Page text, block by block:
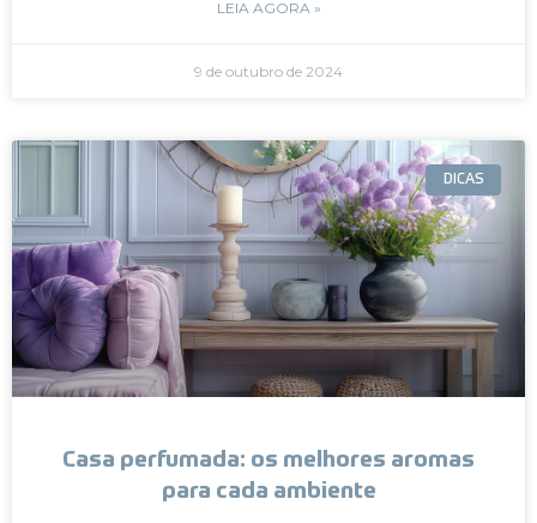
LEIA AGORA »
9 de outubro de 2024
DICAS
Casa perfumada: os melhores aromas
para cada ambiente